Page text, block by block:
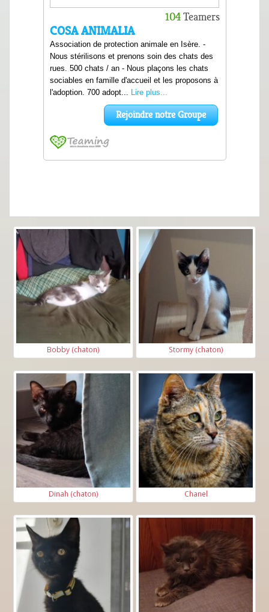
allons vous donner les coordonnées de la
famille d'accueil bénévole dans laquelle il se
trouve actuellement, mais avant cela, merci de
bien vouloir remplir ce formulaire d'adoption.
Merci de ne pas remplir plusieurs
formulaires, un seul suffit même pour
plusieurs chats.
Tout savoir sur l’adoption
Votre prénom* :
Votre numéro de téléphone* :
Votre adresse e-mail* :
Votre adresse postale* :
Code postal* :
Vivez-vous dans une maison ou un
appartement ?*
2*
Bobby (chaton) Stormy (chaton)
Dinah (chaton) Chanel